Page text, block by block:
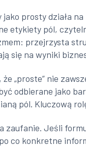
prosty działa
etykiety pól,
przejrzysta
się na wyniki
„proste” nie
odbierane jako
pól. Kluczową
zaufanie. Jeśli
co konkretne